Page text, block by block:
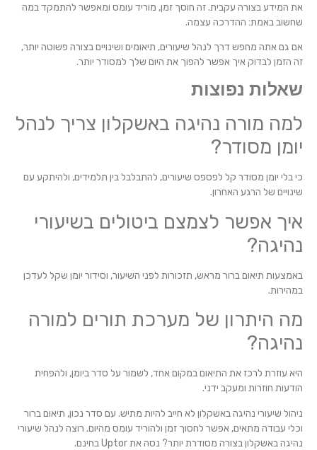
את המידע בצורה עקבית. זה חוסך זמן, מוריד עומס ומאפשר להתמקד במה
שחשוב באמת: ההדרכה עצמה.
אם גם אתה מחפש דרך לנהל שיעורים, תיאומים ושינויים בצורה פשוטה יותר,
זה הזמן לבדוק איך אפשר להפוך את היום שלך למסודר יותר.
שאלות נפוצות
למה מורה נהיגה באשקלון צריך לנהל
יומן מסודר?
כי בלי יומן מסודר קל לפספס שיעורים, להתבלבל בין תלמידים, ולהיתקע עם
שינויים של הרגע האחרון.
איך אפשר לצמצם ביטולים בשיעורי
נהיגה?
באמצעות תיאום ברור מראש, תזכורות לפני השיעור, וסידור יומן שקל לעדכן
במהירות.
מה היתרון של מערכת תורים למורה
נהיגה?
היא עוזרת לרכז את התיאום במקום אחד, לשמור על סדר ביומן, ולהפחית
הודעות חוזרות ומעקב ידני.
ניהול שיעורי נהיגה באשקלון לא חייב להיות מתיש. עם סדר נכון, תיאום ברור
וכלי עבודה מתאים, אפשר לחסוך זמן ולהוריד עומס מהיום. רוצה לנהל שיעורי
נהיגה באשקלון בצורה מסודרת יותר? נסה את Uptor בחינם.